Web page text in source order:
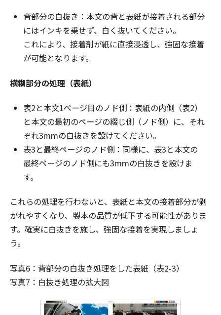
背部分の白抜き：本文の背と表紙が接着される部分
にはインキを乗せず、白く抜いてください。
これにより、接着剤が紙に直接浸透し、強固な接着
が可能となります。
横糊部分の処理（表紙）
表2と本文1ページ目のノド側：表紙の内側（表2）
と本文の最初のページの綴じ側（ノド側）に、それ
ぞれ3mmの白抜きを設けてください。
表3と最終ページのノド側：同様に、表3と本文の
最終ページのノド側にも3mmの白抜きを設けま
す。
これらの処理を行わないと、表紙と本文の接着部分が剥
がれやすくなり、製本の品質が低下する可能性がありま
す。確実に白抜きを施し、強固な接着を実現しましょ
う。
写真6：背部分の白抜き処理をした表紙（表2-3）
写真7：白抜き処理の拡大図